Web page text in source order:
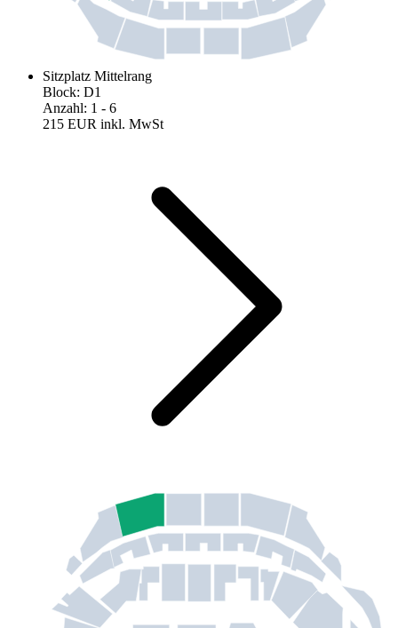
Sitzplatz Mittelrang
Block: D1
Anzahl: 1 - 6
215 EUR inkl. MwSt